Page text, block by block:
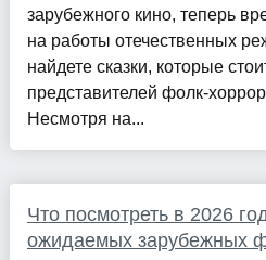
зарубежного кино, теперь
на работы отечественных
найдете сказки, которые
представителей фолк-
Несмотря на...
Что посмотреть в 2026
ожидаемых зарубежных